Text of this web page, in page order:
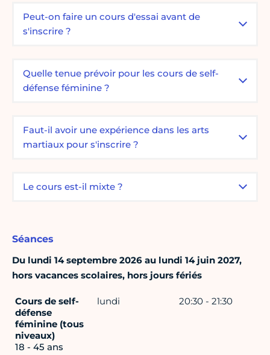
Peut-on faire un cours d'essai avant de
s'inscrire ?
Quelle tenue prévoir pour les cours de self-
défense féminine ?
Faut-il avoir une expérience dans les arts
martiaux pour s'inscrire ?
Le cours est-il mixte ?
Séances
Du lundi 14 septembre 2026 au lundi 14 juin 2027,
hors vacances scolaires, hors jours fériés
Cours de self-
défense
féminine (tous
niveaux)
18 - 45 ans
lundi 20:30 - 21:30